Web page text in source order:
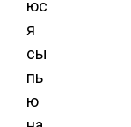
юс
я
сы
пь
ю